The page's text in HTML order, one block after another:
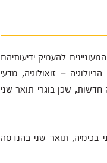
להעמיק ידיעותיהם
– זואולוגיה, מדעי
חדשות, שכן בוגרי תואר שני
בכימיה, תואר שני בהנדסה